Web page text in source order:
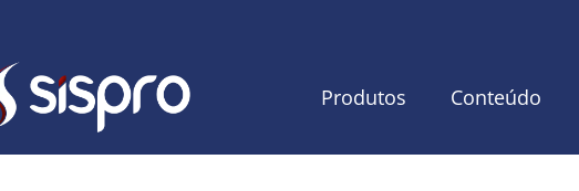
Produtos Conteúdo